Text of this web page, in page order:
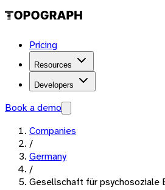
Pricing
Resources
Developers
Book a demo
Companies
/
Germany
/
Gesellschaft für psychosoziale